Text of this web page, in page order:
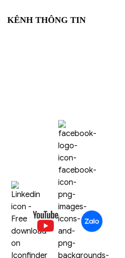
KÊNH THÔNG TIN